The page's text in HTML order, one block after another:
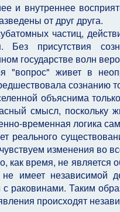
и внутреннее
от друг друга.
частиц,
Без присутствия
государстве волн
"вопрос" живет в
сознанию
объяснима
смысл, поскольку
временная логика
реального
изменения во
как время, не
имеет независимой
с раковинами. Таким
происходят